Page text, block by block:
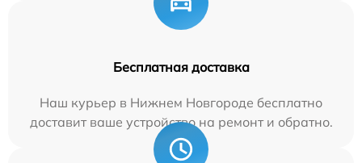
Бесплатная доставка
Наш курьер в Нижнем Новгороде бесплатно
доставит ваше устройство на ремонт и обратно.